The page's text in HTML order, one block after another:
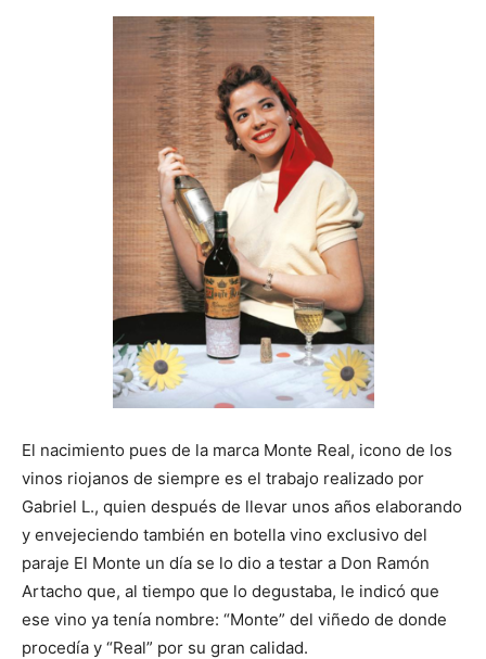
El nacimiento pues de la marca Monte Real, icono de los
vinos riojanos de siempre es el trabajo realizado por
Gabriel L., quien después de llevar unos años elaborando
y envejeciendo también en botella vino exclusivo del
paraje El Monte un día se lo dio a testar a Don Ramón
Artacho que, al tiempo que lo degustaba, le indicó que
ese vino ya tenía nombre: “Monte” del viñedo de donde
procedía y “Real” por su gran calidad.